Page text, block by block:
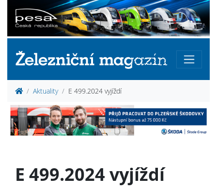
Aktuality E 499.2024 vyjíždí
E 499.2024 vyjíždí